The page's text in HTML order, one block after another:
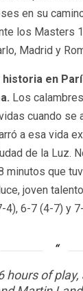
en su
los Masters
Madrid y
historia en
Los
cuando se
a esa vida
de la Luz.
minutos que
joven
4), 6-7 (4-7) y
hours of